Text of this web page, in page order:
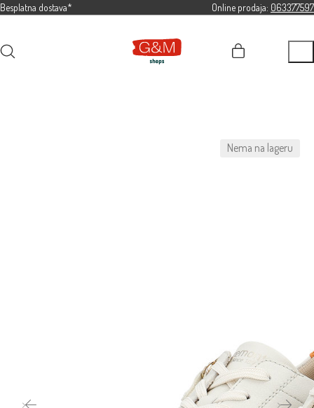
Besplatna dostava* Online prodaja: 063377597
Nema na lageru